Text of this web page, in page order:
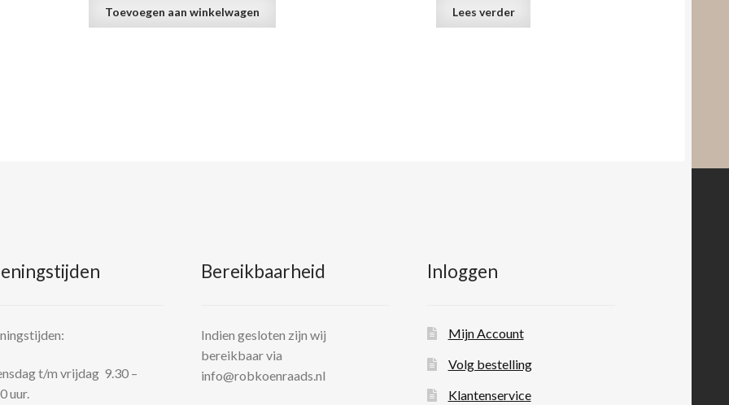
Toevoegen aan winkelwagen Lees verder
t/m vrijdag 9.30 –
uur.
Bereikbaarheid
Indien gesloten zijn wij
bereikbaar via
info@robkoenraads.nl
Inloggen
Mijn Account
Volg bestelling
Klantenservice